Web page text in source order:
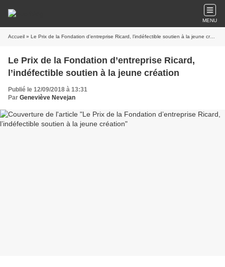
MENU
Accueil » Le Prix de la Fondation d’entreprise Ricard, l’indéfectible soutien à la jeune création
Le Prix de la Fondation d’entreprise Ricard,
l’indéfectible soutien à la jeune création
Publié le 12/09/2018 à 13:31
Par Geneviève Nevejan